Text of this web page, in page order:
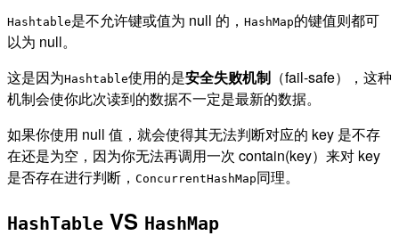
Hashtable是不允许键或值为 null 的， HashMap的键值则都可
以为 null。
这是因为Hashtable使用的是安全失败机制 （fail-safe），这种
机制会使你此次读到的数据不一定是最新的数据。
如果你使用 null 值，就会使得其无法判断对应的 key 是不存
在还是为空，因为你无法再调用一次 contain(key）来对 key
是否存在进行判断， ConcurrentHashMap同理。
HashTable VS HashMap